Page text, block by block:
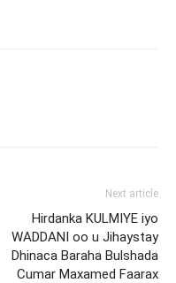
Next article
Hirdanka KULMIYE iyo
WADDANI oo u Jihaystay
Dhinaca Baraha Bulshada
Cumar Maxamed Faarax